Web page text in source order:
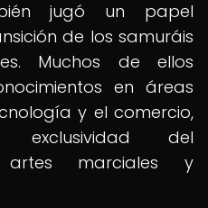
jugó un papel
de los samuráis
Muchos de ellos
en áreas
y el comercio,
exclusividad del
artes marciales y